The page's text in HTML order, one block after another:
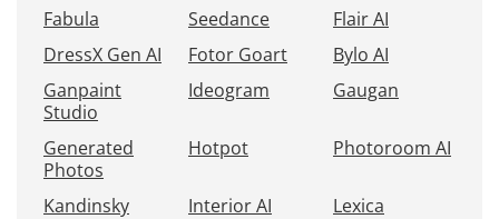
Fabula
Seedance
Flair AI
DressX Gen AI
Fotor Goart
Bylo AI
Ganpaint
Studio
Ideogram Gaugan
Generated
Photos
Hotpot Photoroom AI
Kandinsky Interior AI
Lexica